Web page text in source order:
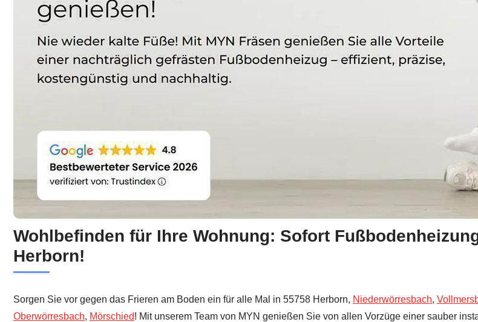
Wohlbefinden für Ihre Wohnung: Sofort
Herborn!
Sorgen Sie vor gegen das Frieren am Boden ein für alle Mal in 55758 Herborn, Niederwörresbach,
Oberwörresbach, Mörschied! Mit unserem Team von MYN genießen Sie von allen Vorzüge einer sauber